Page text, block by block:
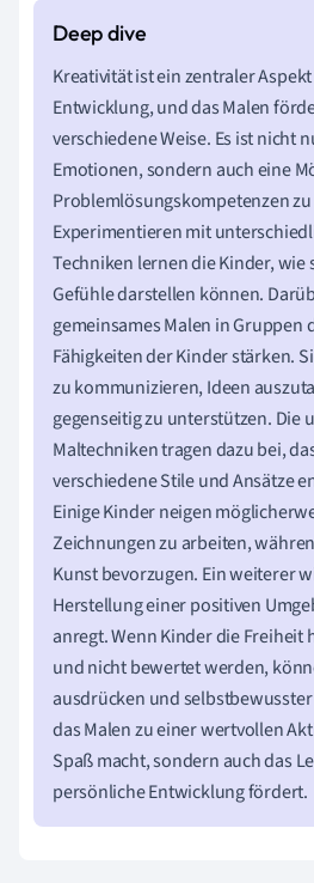
Kreativität ist ein zentraler
Entwicklung, und das Malen
verschiedene Weise. Es ist nicht
Emotionen, sondern auch eine
Problemlösungskompetenzen
Experimentieren mit
Techniken lernen die Kinder, wie
Gefühle darstellen können.
gemeinsames Malen in Gruppen
Fähigkeiten der Kinder stärken.
zu kommunizieren, Ideen
gegenseitig zu unterstützen. Die
Maltechniken tragen dazu bei,
verschiedene Stile und Ansätze
Einige Kinder neigen
Zeichnungen zu arbeiten,
Kunst bevorzugen. Ein weiterer
Herstellung einer positiven
anregt. Wenn Kinder die Freiheit
und nicht bewertet werden,
ausdrücken und
das Malen zu einer wertvollen
Spaß macht, sondern auch das
persönliche Entwicklung fördert.